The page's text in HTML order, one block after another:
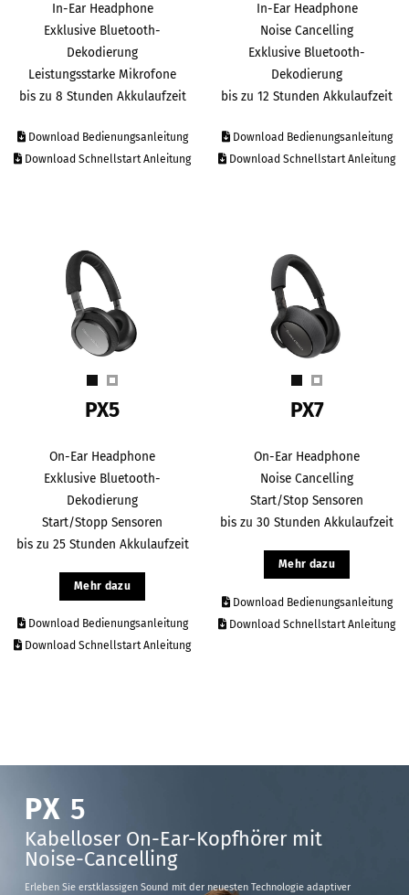
In-Ear Headphone
Exklusive Bluetooth-
Dekodierung
Leistungsstarke Mikrofone
bis zu 8 Stunden Akkulaufzeit
Download Bedienungsanleitung
Download Schnellstart Anleitung
In-Ear Headphone
Noise Cancelling
Exklusive Bluetooth-
Dekodierung
bis zu 12 Stunden Akkulaufzeit
Download Bedienungsanleitung
Download Schnellstart Anleitung
PX5
On-Ear Headphone
Exklusive Bluetooth-
Dekodierung
Start/Stopp Sensoren
bis zu 25 Stunden Akkulaufzeit
Mehr dazu
Download Bedienungsanleitung
Download Schnellstart Anleitung
PX7
On-Ear Headphone
Noise Cancelling
Start/Stop Sensoren
bis zu 30 Stunden Akkulaufzeit
Mehr dazu
Download Bedienungsanleitung
Download Schnellstart Anleitung
PX 5
Kabelloser On-Ear-Kopfhörer mit
Noise-Cancelling
Erleben Sie erstklassigen Sound mit der neuesten Technologie adaptiver